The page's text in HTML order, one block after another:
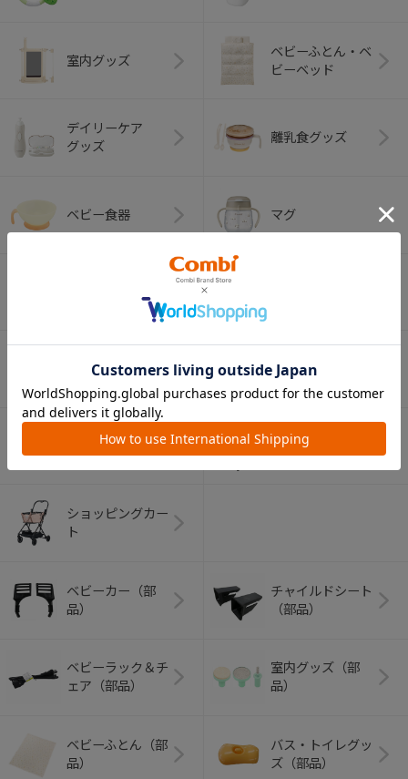
室内グッズ
ベビーふとん・ベ
ビーベッド
デイリーケア
グッズ
離乳食グッズ
ベビー食器 マグ
ン・フォーク
（お口のケア）
ベビートイ
アウトドアグッズ
（ヘルメット）
ペット用品
ショッピングカー
ト
ベビーカー（部
品）
チャイルドシート
（部品）
ベビーラック＆チ
ェア（部品）
室内グッズ（部
品）
ベビーふとん（部
品）
バス・トイレグッ
ズ（部品）